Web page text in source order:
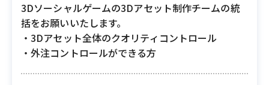
3Dソーシャルゲームの3Dアセット制作チームの統
括をお願いいたします。
・3Dアセット全体のクオリティコントロール
・外注コントロールができる方